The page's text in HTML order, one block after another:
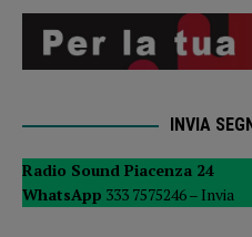
INVIA
Radio Sound Piacenza 24
WhatsApp 333 7575246 – Invia